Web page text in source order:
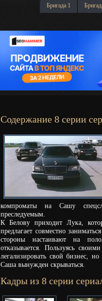
Бригада 1
Содержание 8 серии
компроматы на Сашу
преследуемым.
К Белову приходит Лука,
предлагает совместно
стороны настаивают на
отказывается. Пользуясь
легализировать свой бизнес,
Саша вынужден скрываться.
Кадры из 8 серии